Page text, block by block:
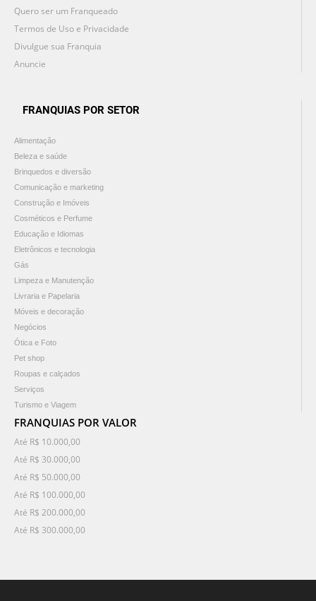
Quero ser um Franqueado
Termos de Uso e Privacidade
Divulgue sua Franquia
Anuncie
FRANQUIAS POR SETOR
Alimentação
Beleza e saúde
Brinquedos e diversão
Comunicação e marketing
Construção e Imóveis
Cosméticos e Perfume
Educação e Idiomas
Eletrônicos e tecnologia
Gás
Limpeza e Manutenção
Livraria e Papelaria
Móveis e decoração
Negócios
Ótica e Foto
Pet shop
Roupas e calçados
Serviços
Turismo e Viagem
FRANQUIAS POR VALOR
Até R$ 10.000,00
Até R$ 30.000,00
Até R$ 50.000,00
Até R$ 100.000,00
Até R$ 200.000,00
Até R$ 300.000,00